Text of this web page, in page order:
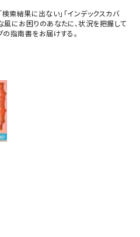
索結果に出ない」「インデックスカバ
風にお困りのあなたに、状況を把握して
の指南書をお届けする。